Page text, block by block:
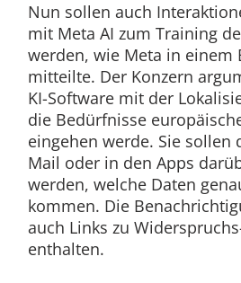
Nun sollen auch
mit Meta AI zum Training
werden, wie Meta in einem
mitteilte. Der Konzern
KI-Software mit der
die Bedürfnisse
eingehen werde. Sie sollen
Mail oder in den Apps
werden, welche Daten
kommen. Die
auch Links zu
enthalten.